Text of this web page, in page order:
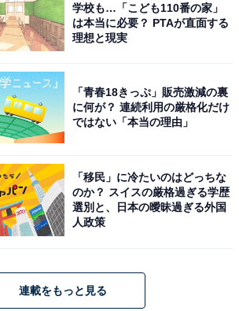
] リュック BC Fuse Box II BCヒュー
ユニセックス ブラック
Amazonで見る
「NM92361」
学校も…「こども110番の家」
は本当に必要？ PTAが直面する
理想と現実
「青春18きっぷ」販売激減の裏
に何が？ 連続利用の厳格化だけ
ではない「本当の理由」
「移民」に冷たいのはどっちな
のか？ スイスの厳格過ぎる学歴
選別と、日本の曖昧過ぎる外国
人政策
連載をもっと見る